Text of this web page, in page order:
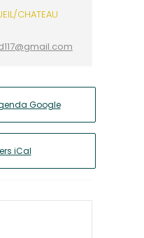
CHATEAU
Google
iCal